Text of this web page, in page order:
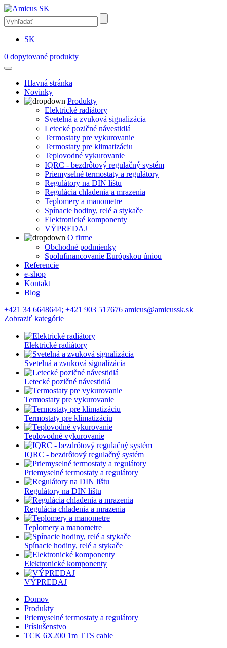
SK
0 dopytované produkty
Hlavná stránka
Novinky
Produkty
Elektrické radiátory
Svetelná a zvuková signalizácia
Letecké pozičné návestidlá
Termostaty pre vykurovanie
Termostaty pre klimatizáciu
Teplovodné vykurovanie
IQRC - bezdrôtový regulačný systém
Priemyselné termostaty a regulátory
Regulátory na DIN lištu
Regulácia chladenia a mrazenia
Teplomery a manometre
Spínacie hodiny, relé a stykače
Elektronické komponenty
VÝPREDAJ
O firme
Obchodné podmienky
Spolufinancovanie Európskou úniou
Referencie
e-shop
Kontakt
Blog
+421 34 6648644; +421 903 517676 amicus@amicussk.sk
Zobraziť kategórie
Elektrické radiátory
Svetelná a zvuková signalizácia
Letecké pozičné návestidlá
Termostaty pre vykurovanie
Termostaty pre klimatizáciu
Teplovodné vykurovanie
IQRC - bezdrôtový regulačný systém
Priemyselné termostaty a regulátory
Regulátory na DIN lištu
Regulácia chladenia a mrazenia
Teplomery a manometre
Spínacie hodiny, relé a stykače
Elektronické komponenty
VÝPREDAJ
Domov
Produkty
Priemyselné termostaty a regulátory
Príslušenstvo
TCK 6X200 1m TTS cable